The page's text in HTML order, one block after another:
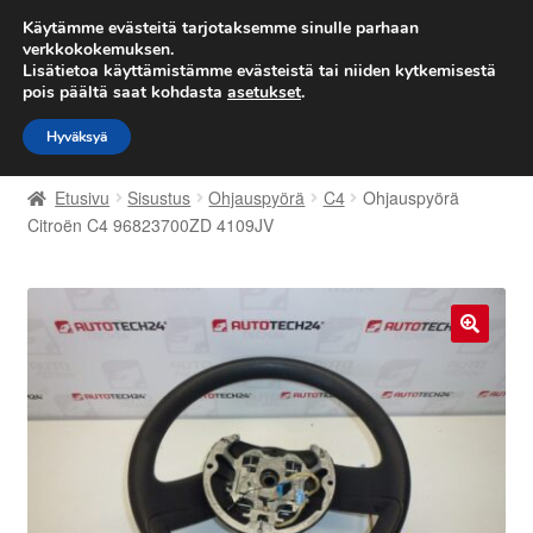
TOIMITUS alkaen 7 EUR
Siirry
navigointiin
Siirry
sisältöön
Etusivu
Kärry
Kuljetus
Maailmanlaajuinen toimitus
Etusivu Sisustus Ohjauspyörä C4
Ohjauspyörä
Citroën C4 96823700ZD 4109JV
Käytämme evästeitä tarjotaksemme sinulle parhaan
verkkokokemuksen.
Lisätietoa käyttämistämme evästeistä tai niiden kytkemisestä
pois päältä saat kohdasta asetukset.
Hyväksyä